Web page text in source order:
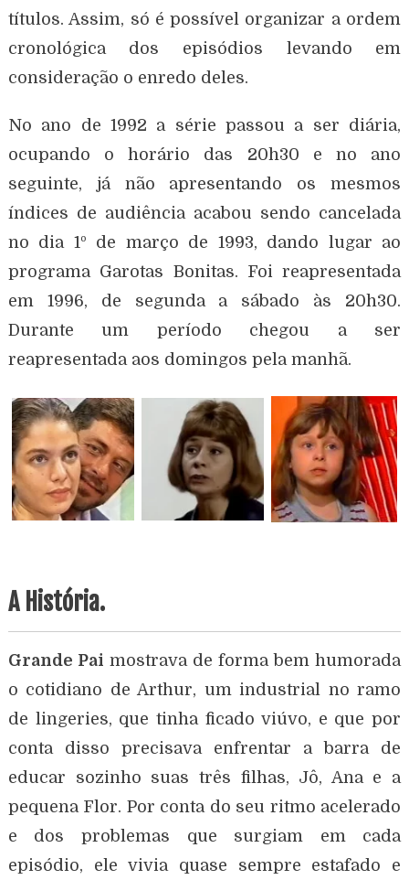
títulos. Assim, só é possível organizar a ordem
cronológica dos episódios levando em
consideração o enredo deles.
No ano de 1992 a série passou a ser diária,
ocupando o horário das 20h30 e no ano
seguinte, já não apresentando os mesmos
índices de audiência acabou sendo cancelada
no dia 1º de março de 1993, dando lugar ao
programa Garotas Bonitas. Foi reapresentada
em 1996, de segunda a sábado às 20h30.
Durante um período chegou a ser
reapresentada aos domingos pela manhã.
A História.
Grande Pai mostrava de forma bem humorada
o cotidiano de Arthur, um industrial no ramo
de lingeries, que tinha ficado viúvo, e que por
conta disso precisava enfrentar a barra de
educar sozinho suas três filhas, Jô, Ana e a
pequena Flor. Por conta do seu ritmo acelerado
e dos problemas que surgiam em cada
episódio, ele vivia quase sempre estafado e